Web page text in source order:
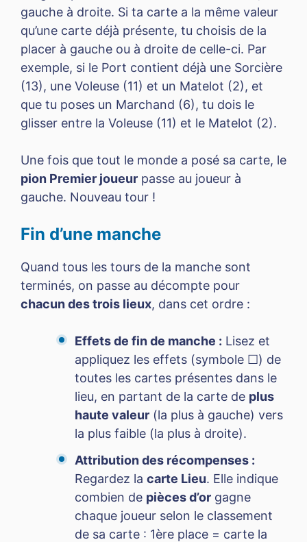
gauche à droite. Si ta carte a la même valeur
qu’une carte déjà présente, tu choisis de la
placer à gauche ou à droite de celle-ci. Par
exemple, si le Port contient déjà une Sorcière
(13), une Voleuse (11) et un Matelot (2), et
que tu poses un Marchand (6), tu dois le
glisser entre la Voleuse (11) et le Matelot (2).
Une fois que tout le monde a posé sa carte, le
pion Premier joueur passe au joueur à
gauche. Nouveau tour !
Fin d’une manche
Quand tous les tours de la manche sont
terminés, on passe au décompte pour
chacun des trois lieux, dans cet ordre :
Effets de fin de manche : Lisez et
appliquez les effets (symbole ☐) de
toutes les cartes présentes dans le
lieu, en partant de la carte de plus
haute valeur (la plus à gauche) vers
la plus faible (la plus à droite).
Attribution des récompenses :
Regardez la carte Lieu. Elle indique
combien de pièces d’or gagne
chaque joueur selon le classement
de sa carte : 1ère place = carte la